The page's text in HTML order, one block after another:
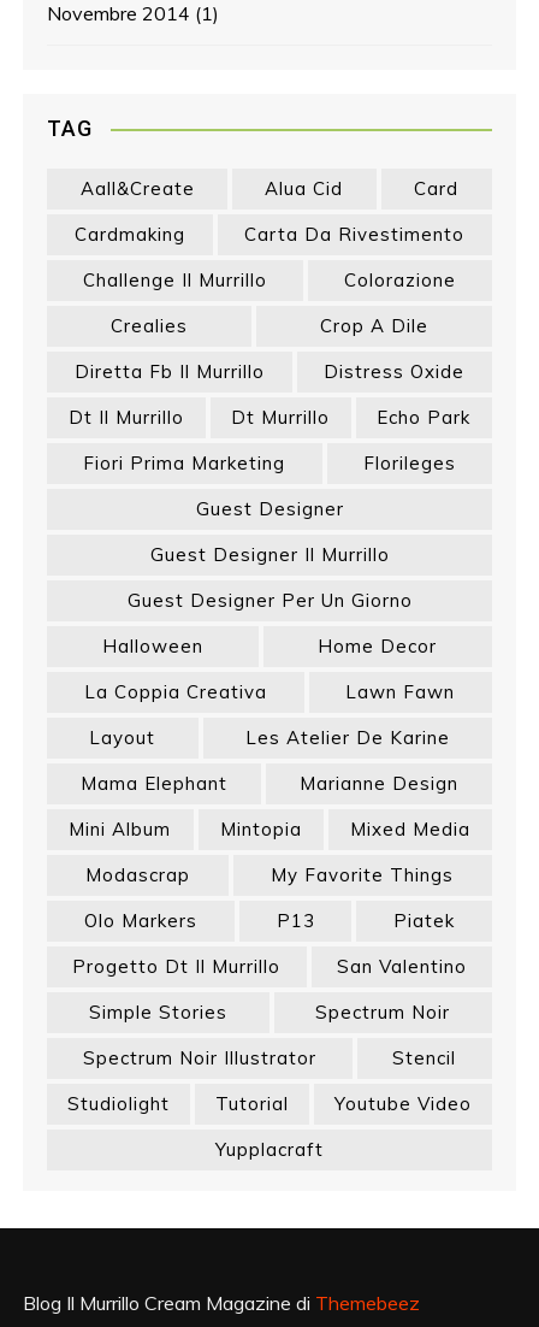
Novembre 2014 (1)
TAG
Aall&create Alua Cid
Card
Cardmaking
Carta Da Rivestimento
Challenge Il Murrillo
Colorazione
Crealies
Crop A Dile
Diretta Fb Il Murrillo
Distress Oxide
Dt Il Murrillo
Dt Murrillo
Echo Park
Fiori Prima Marketing
Florileges
Guest Designer
Guest Designer Il Murrillo
Guest Designer Per Un Giorno
Halloween
Home Decor
La Coppia Creativa
Lawn Fawn
Layout
Les Atelier De Karine
Mama Elephant
Marianne Design
Mini Album
Mintopia
Mixed Media
Modascrap
My Favorite Things
Olo Markers
P13
Piatek
Progetto Dt Il Murrillo
San Valentino
Simple Stories
Spectrum Noir
Spectrum Noir Illustrator
Stencil
Studiolight
Tutorial
Youtube Video
Yupplacraft
Blog Il Murrillo Cream Magazine di Themebeez